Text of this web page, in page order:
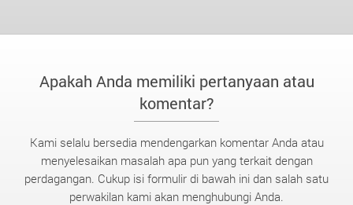
Apakah Anda memiliki pertanyaan atau
komentar?
Kami selalu bersedia mendengarkan komentar Anda atau
menyelesaikan masalah apa pun yang terkait dengan
perdagangan. Cukup isi formulir di bawah ini dan salah satu
perwakilan kami akan menghubungi Anda.